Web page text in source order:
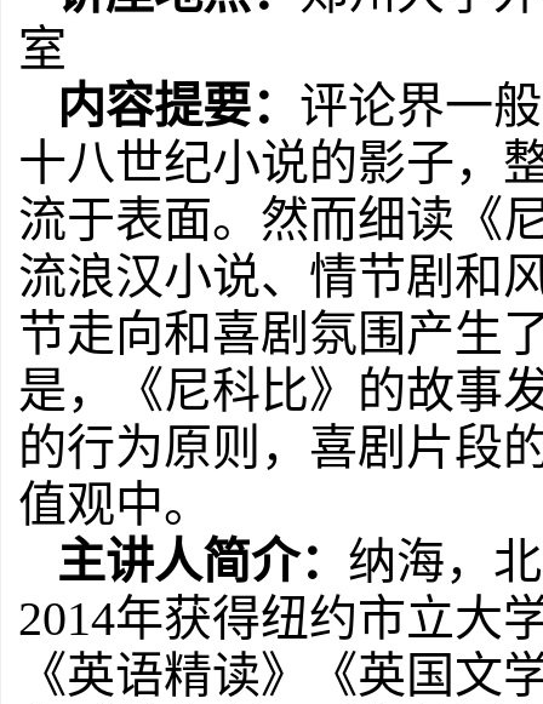
室
内容提要： 评论界一
十八世纪小说的影子，
流于表面。然而细读《
流浪汉小说、情节剧和
节走向和喜剧氛围产生
是，《尼科比》的故事
的行为原则，喜剧片段
值观中。
主讲人简介： 纳海，
2014年获得纽约市立大
《英语精读》《英国文